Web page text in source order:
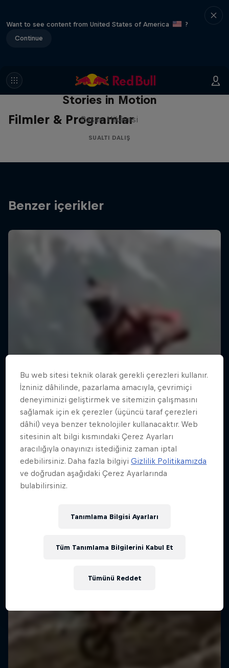
Want to see content from United States of America
?
Continue
Filmler & Programlar
Stories in Motion
Başarı Hikâyesi
SUALTI DALIŞ
Benzer içerikler
ABC of...
Aksiyon sporlarına hızlı bir giriş
Bu web sitesi teknik olarak gerekli çerezleri kullanır.
İzniniz dâhilinde, pazarlama amacıyla, çevrimiçi
deneyiminizi geliştirmek ve sitemizin çalışmasını
sağlamak için ek çerezler (üçüncü taraf çerezleri
dâhil) veya benzer teknolojiler kullanacaktır. Web
sitesinin alt bilgi kısmındaki Çerez Ayarları
aracılığıyla onayınızı istediğiniz zaman iptal
edebilirsiniz. Daha fazla bilgiyiGizlilik Politikamızda
ve doğrudan aşağıdaki Çerez Ayarlarında
bulabilirsiniz.
Tanımlama Bilgisi Ayarları
Tümünü Reddet
Tüm Tanımlama Bilgilerini Kabul Et